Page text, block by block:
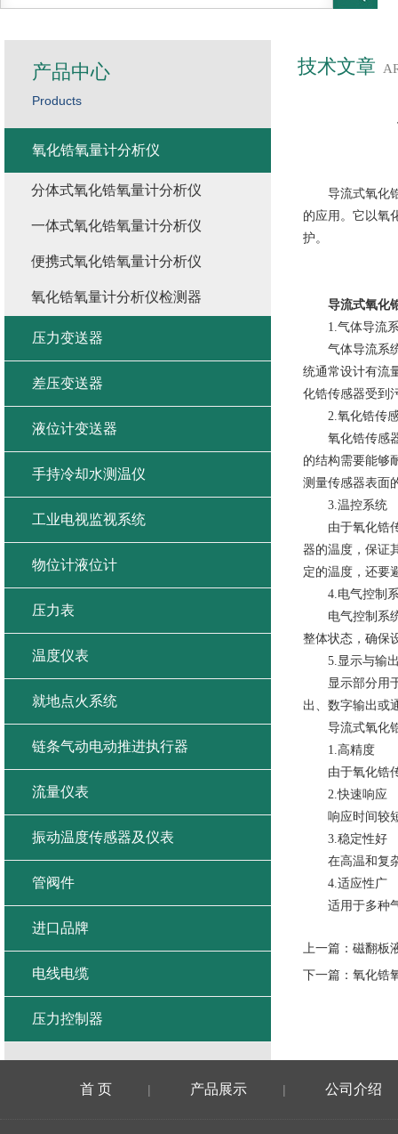
技术文章
导流式氧化锆
的应用。它以氧
护。
导流式氧化
1.气体导流
气体导流系统
统通常设计有流
化锆传感器受到
2.氧化锆传
氧化锆传感器
的结构需要能够
测量传感器表面
3.温控系统
由于氧化锆传
器的温度，保证
定的温度，还要
4.电气控制
电气控制系统
整体状态，确保
5.显示与输出
显示部分用于
出、数字输出或
导流式氧化锆
1.高精度
由于氧化锆传
2.快速响应
响应时间较短
3.稳定性好
在高温和复杂
4.适应性广
适用于多种气
上一篇： 磁翻板
下一篇： 氧化锆
产品中心
Products
氧化锆氧量计分析仪
分体式氧化锆氧量计分析仪
一体式氧化锆氧量计分析仪
便携式氧化锆氧量计分析仪
氧化锆氧量计分析仪检测器
压力变送器
差压变送器
液位计变送器
手持冷却水测温仪
工业电视监视系统
物位计液位计
压力表
温度仪表
就地点火系统
链条气动电动推进执行器
流量仪表
振动温度传感器及仪表
管阀件
进口品牌
电线电缆
压力控制器
首 页 | 产品展示 | 公司介绍